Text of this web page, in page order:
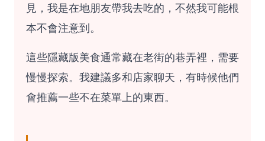
見，我是在地朋友帶我去吃的，不然我可能根
本不會注意到。
這些隱藏版美食通常藏在老街的巷弄裡，需要
慢慢探索。我建議多和店家聊天，有時候他們
會推薦一些不在菜單上的東西。